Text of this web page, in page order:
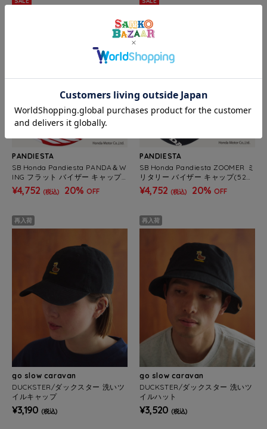
PANDIESTA
SB Honda Pandiesta PANDA＆W
ING フラット バイザー キャップ
(526508 MENS/WOMENS）
¥4,752 (税込) 20% OFF
PANDIESTA
SB Honda Pandiesta ZOOMER ミ
リタリー バイザー キャップ(526
509 MENS/WOMENS）
¥4,752 (税込) 20% OFF
再入荷
go slow caravan
DUCKSTER/ダックスター 洗いツ
イルキャップ
¥3,190 (税込)
再入荷
go slow caravan
DUCKSTER/ダックスター 洗いツ
イルハット
¥3,520 (税込)